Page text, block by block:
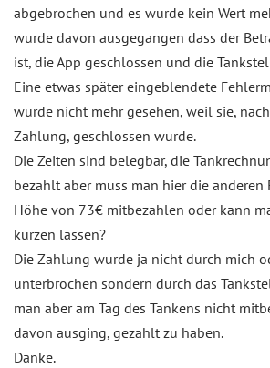
abgebrochen und es wurde kein Wert
wurde davon ausgegangen dass der
ist, die App geschlossen und die
Eine etwas später eingeblendete
wurde nicht mehr gesehen, weil sie,
Zahlung, geschlossen wurde.
Die Zeiten sind belegbar, die
bezahlt aber muss man hier die anderen
Höhe von 73€ mitbezahlen oder kann
kürzen lassen?
Die Zahlung wurde ja nicht durch mich
unterbrochen sondern durch das
man aber am Tag des Tankens nicht
davon ausging, gezahlt zu haben.
Danke.